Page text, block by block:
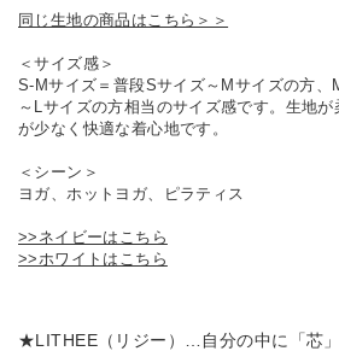
同じ生地の商品はこちら＞＞
＜サイズ感＞
S-Mサイズ＝普段Sサイズ～Mサイズの方、
～Lサイズの方相当のサイズ感です。生地
が少なく快適な着心地です。
＜シーン＞
ヨガ、ホットヨガ、ピラティス
>>ネイビーはこちら
>>ホワイトはこちら
★LITHEE（リジー）…自分の中に「芯